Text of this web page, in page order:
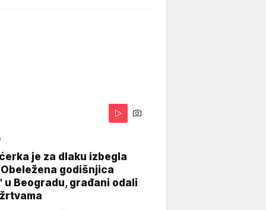
je za dlaku izbegla
godišnjica
u Beogradu, građani odali